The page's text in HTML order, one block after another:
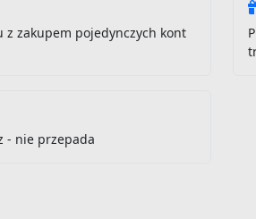
z zakupem pojedynczych kont
- nie przepada